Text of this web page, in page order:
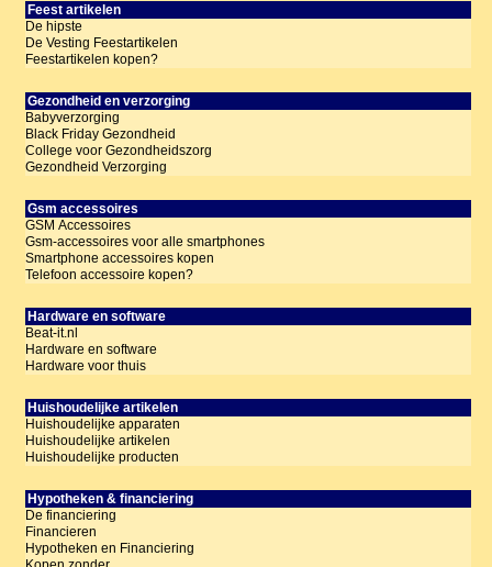
Feest artikelen
De hipste
De Vesting Feestartikelen
Feestartikelen kopen?
Gezondheid en verzorging
Babyverzorging
Black Friday Gezondheid
College voor Gezondheidszorg
Gezondheid Verzorging
Gsm accessoires
GSM Accessoires
Gsm-accessoires voor alle smartphones
Smartphone accessoires kopen
Telefoon accessoire kopen?
Hardware en software
Beat-it.nl
Hardware en software
Hardware voor thuis
Huishoudelijke artikelen
Huishoudelijke apparaten
Huishoudelijke artikelen
Huishoudelijke producten
Hypotheken & financiering
De financiering
Financieren
Hypotheken en Financiering